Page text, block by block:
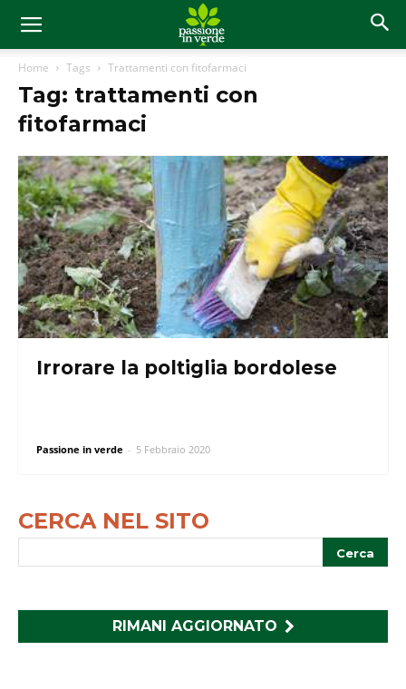
Home Tags Trattamenti con fitofarmaci
Tag: trattamenti con
fitofarmaci
Irrorare la poltiglia bordolese
Passione in verde - 5 Febbraio 2020
CERCA NEL SITO
RIMANI AGGIORNATO